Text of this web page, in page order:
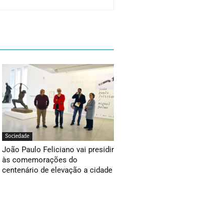
Sociedade
João Paulo Feliciano vai presidir
às comemorações do
centenário de elevação a cidade